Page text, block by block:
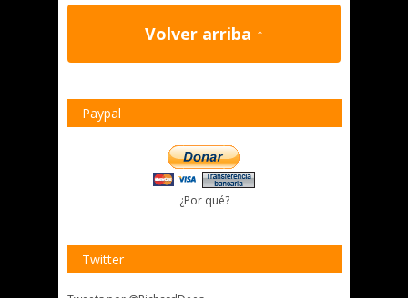
Volver arriba ↑
Paypal
¿Por qué?
Twitter